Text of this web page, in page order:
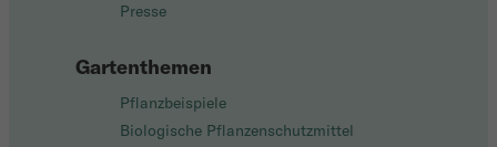
Presse
Gartenthemen
Pflanzbeispiele
Biologische Pflanzenschutzmittel